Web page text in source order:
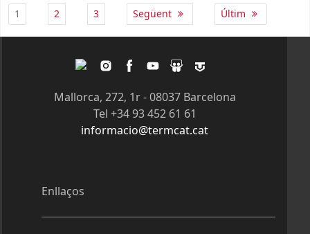
1 2 3 Següent Últim
Enllaços
Mallorca, 272, 1r - 08037 Barcelona
Tel +34 93 452 61 61
informacio@termcat.cat